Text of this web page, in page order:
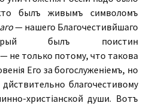
былъ живымъ символомъ
— нашего Благочестивѣйшаго
былъ поистинѣ
не только потому, что такова
Его за богослуженіемъ, но
благочестивому
христіанской души. Вотъ